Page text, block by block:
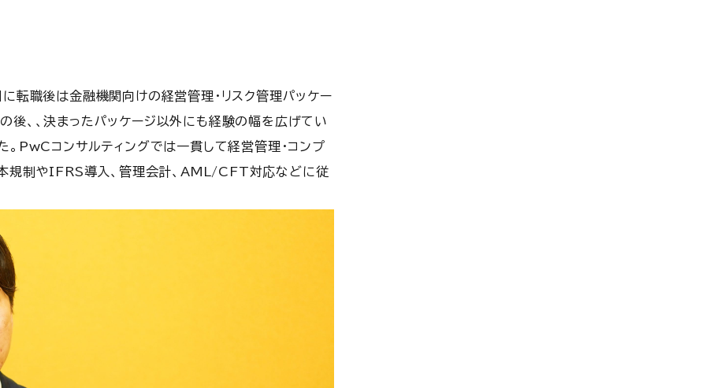
職後は金融機関向けの経営管理・リスク管理パッケー
後、、決まったパッケージ以外にも経験の幅を広げてい
PwCコンサルティングでは一貫して経営管理・コンプ
規制やIFRS導入、管理会計、AML/CFT対応などに従